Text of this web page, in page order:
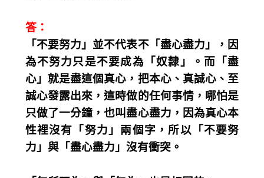
答：
「不要努力」並不代表不「盡心盡力」，因
為不努力只是不要成為「奴隸」。而「盡
心」就是盡這個真心，把本心、真誠心、至
誠心發露出來，這時做的任何事情，哪怕是
只做了一分鐘，也叫盡心盡力，因為真心本
性裡沒有「努力」兩個字，所以「不要努
力」與「盡心盡力」沒有衝突。